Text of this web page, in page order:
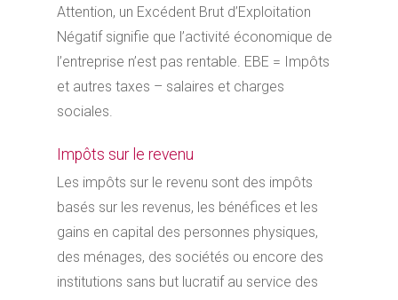
Attention, un Excédent Brut d’Exploitation
Négatif signifie que l’activité économique de
l’entreprise n’est pas rentable. EBE = Impôts
et autres taxes – salaires et charges
sociales.
Impôts sur le revenu
Les impôts sur le revenu sont des impôts
basés sur les revenus, les bénéfices et les
gains en capital des personnes physiques,
des ménages, des sociétés ou encore des
institutions sans but lucratif au service des